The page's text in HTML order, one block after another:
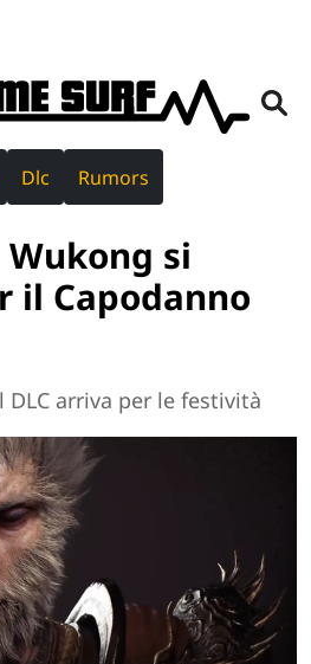
Dlc Rumors
si
il Capodanno
arriva per le festività